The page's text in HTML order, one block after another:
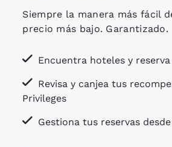
Siempre la manera más fácil
precio más bajo. Garantizado.
Encuentra hoteles y
Revisa y canjea tus
Privileges
Gestiona tus reservas